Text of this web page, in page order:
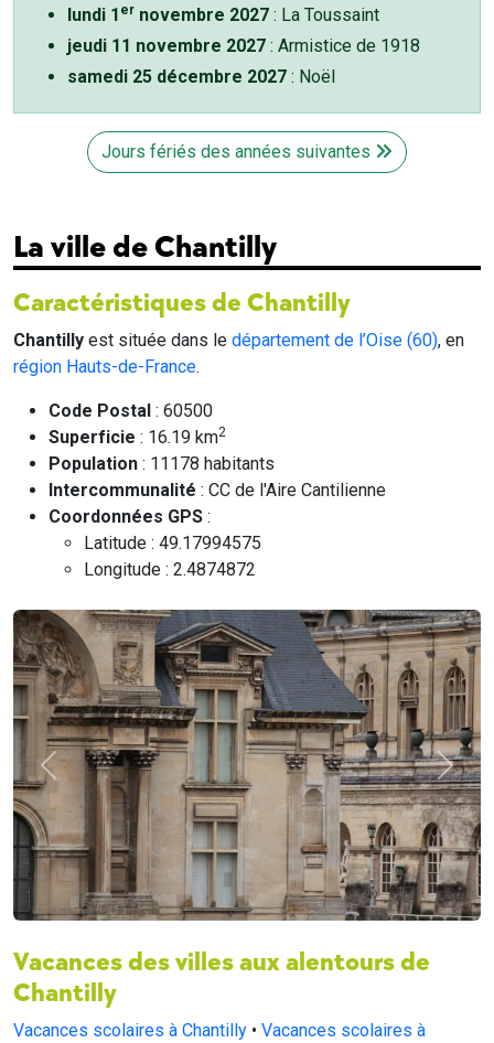
lundi 1 er novembre 2027 : La Toussaint
jeudi 11 novembre 2027 : Armistice de 1918
samedi 25 décembre 2027 : Noël
Jours fériés des années suivantes
La ville de Chantilly
Caractéristiques de Chantilly
Chantilly est située dans le département de l’Oise (60), en
région Hauts-de-France.
Code Postal : 60500
Superficie : 16.19 km2
Population : 11178 habitants
Intercommunalité : CC de l'Aire Cantilienne
Coordonnées GPS :
Latitude : 49.17994575
Longitude : 2.4874872
Précédent
Vacances des villes aux alentours de
Chantilly
Vacances scolaires à Chantilly • Vacances scolaires à